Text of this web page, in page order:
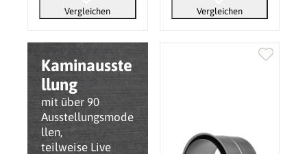
Kaminausste
llung
mit über 90
Ausstellungsmode
llen,
teilweise Live
Vergleichen Vergleichen